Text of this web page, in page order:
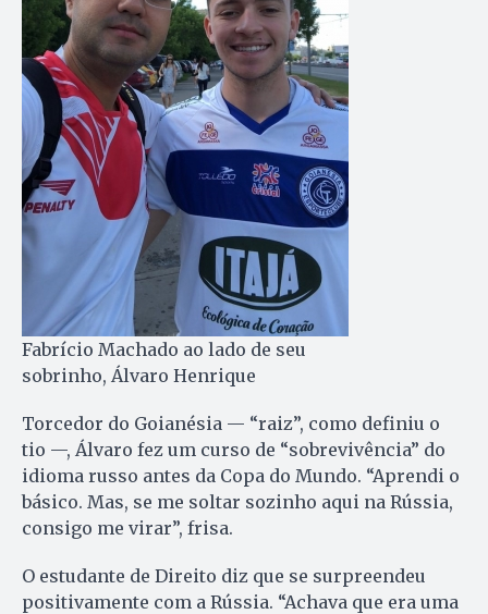
Fabrício Machado ao lado de seu
sobrinho, Álvaro Henrique
Torcedor do Goianésia — “raiz”, como definiu o
tio —, Álvaro fez um curso de “sobrevivência” do
idioma russo antes da Copa do Mundo. “Aprendi o
básico. Mas, se me soltar sozinho aqui na Rússia,
consigo me virar”, frisa.
O estudante de Direito diz que se surpreendeu
positivamente com a Rússia. “Achava que era uma